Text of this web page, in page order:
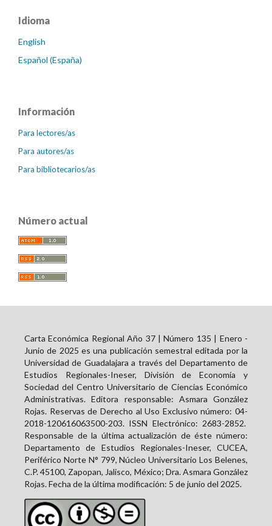
Idioma
English
Español (España)
Información
Para lectores/as
Para autores/as
Para bibliotecarios/as
Número actual
Carta Económica Regional Año 37 | Número 135 | Enero -
Junio de 2025 es una publicación semestral editada por la
Universidad de Guadalajara a través del Departamento de
Estudios Regionales-Ineser, División de Economía y
Sociedad del Centro Universitario de Ciencias Económico
Administrativas. Editora responsable: Asmara González
Rojas. Reservas de Derecho al Uso Exclusivo número: 04-
2018-120616063500-203. ISSN Electrónico: 2683-2852.
Responsable de la última actualización de éste número:
Departamento de Estudios Regionales-Ineser, CUCEA,
Periférico Norte N° 799, Núcleo Universitario Los Belenes,
C.P. 45100, Zapopan, Jalisco, México; Dra. Asmara González
Rojas. Fecha de la última modificación: 5 de junio del 2025.